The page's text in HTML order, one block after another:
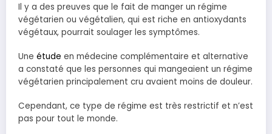
Il y a des preuves que le fait de manger un régime
végétarien ou végétalien, qui est riche en antioxydants
végétaux, pourrait soulager les symptômes.
Une étude en médecine complémentaire et alternative
a constaté que les personnes qui mangeaient un régime
végétarien principalement cru avaient moins de douleur.
Cependant, ce type de régime est très restrictif et n’est
pas pour tout le monde.